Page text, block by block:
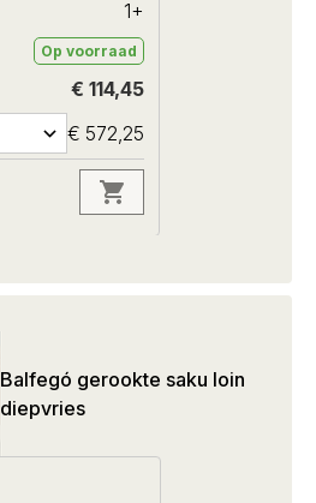
1+
Op voorraad
€ 114,45
€ 572,25
Balfegó gerookte saku loin
diepvries